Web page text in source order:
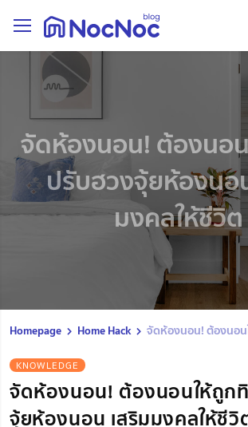
จัดห้องนอน! ต้องนอ
ปรับฮวงจุ้ยห้องนอ
มงคลให้ชีวิต
Homepage Home Hack จัดห้องนอน! ต้องนอ
KNOWLEDGE
จัดห้องนอน! ต้องนอนให้ถูก
จุ้ยห้องนอน เสริมมงคลให้ชีวิ